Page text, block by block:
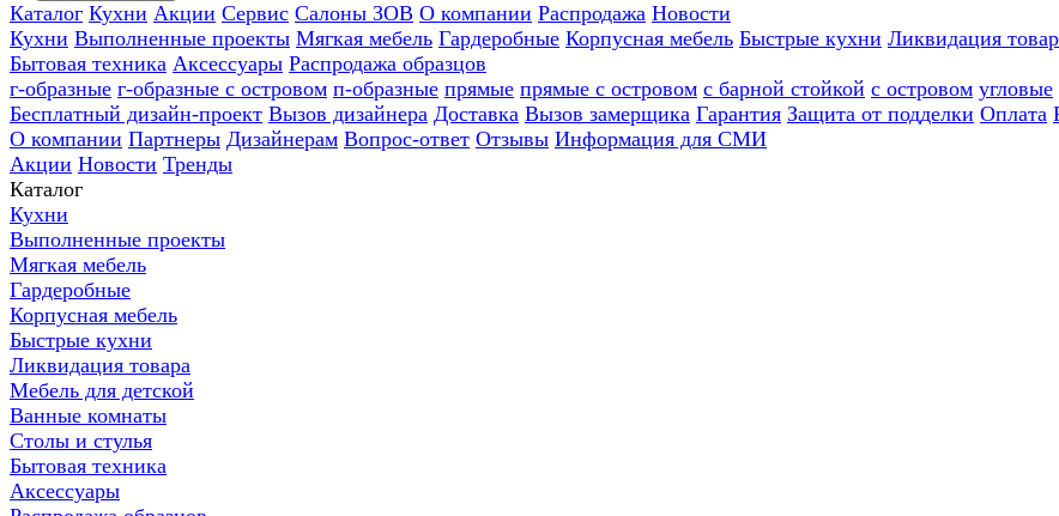
Каталог Кухни Акции Сервис Салоны ЗОВ О компании Распродажа Новости
Кухни Выполненные проекты Мягкая мебель Гардеробные Корпусная мебель Быстрые кухни Ликвидация
Бытовая техника Аксессуары Распродажа образцов
г-образные г-образные с островом п-образные прямые прямые с островом с барной стойкой с островом угловые
Бесплатный дизайн-проект Вызов дизайнера Доставка Вызов замерщика Гарантия Защита от подделки Оплата
О компании Партнеры Дизайнерам Вопрос-ответ Отзывы Информация для СМИ
Акции Новости Тренды
Каталог
Кухни
Выполненные проекты
Мягкая мебель
Гардеробные
Корпусная мебель
Быстрые кухни
Ликвидация товара
Мебель для детской
Ванные комнаты
Столы и стулья
Бытовая техника
Аксессуары